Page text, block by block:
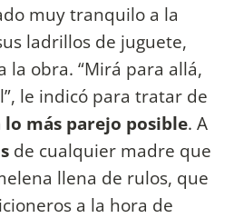
muy tranquilo a la
ladrillos de juguete,
la obra. “Mirá para allá,
le indicó para tratar de
lo más parejo posible. A
de cualquier madre que
llena de rulos, que
a la hora de